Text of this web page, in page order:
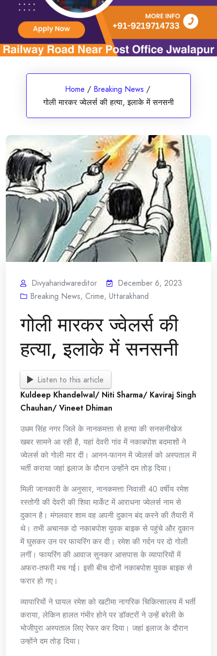
Home / Breaking News /
गोली मारकर ज्वेलर्स की हत्या, इलाके में सनसनी
Divyaharidwareditor
December 6, 2023
Breaking News, Crime, Uttarakhand
गोली मारकर ज्वेलर्स की
हत्या, इलाके में सनसनी
Listen to this article
Kuldeep Khandelwal/ Niti Sharma/ Kaviraj Singh
Chauhan/ Vineet Dhiman
उधम सिंह नगर जिले के नानकमत्ता से हत्या की सनसनीखेज
खबर सामने आ रही है, यहां देवरी गांव में नकाबपोश बदमाशों ने
ज्वेलर्स को गोली मार दी। आनन-फानन में ज्वेलर्स को अस्पताल में
भर्ती कराया जहां इलाज के दौरान उन्होंने दम तोड़ दिया।
मिली जानकारी के अनुसार, नानकमत्ता निवासी 40 वर्षीय रमेश
रस्तोगी की देवरी की शिवा मार्केट में आराधना ज्वेलर्स नाम से
दुकान है। मंगलवार शाम वह अपनी दुकान बंद करने की तैयारी में
थे। तभी अचानक दो नकाबपोश युवक बाइक से पहुंचे और दुकान
में घुसकर उन पर फायरिंग कर दी। रमेश की गर्दन पर दो गोली
लगीं। फायरिंग की आवाज सुनकर आसपास के व्यापारियों में
अफरा-तफरी मच गई। इसी बीच दोनों नकाबपोश युवक बाइक से
फरार हो गए।
व्यापारियों ने घायल रमेश को खटीमा नागरिक चिकित्सालय में भर्ती
कराया, लेकिन हालत गंभीर होने पर डॉक्टरों ने उन्हें बरेली के
भोजीपुरा अस्पताल लिए रेफर कर दिया। जहां इलाज के दौरान
उन्होंने दम तोड़ दिया।